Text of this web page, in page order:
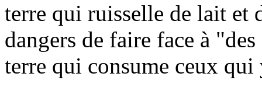
terre qui ruisselle de lait et
dangers de faire face à
terre qui consume ceux